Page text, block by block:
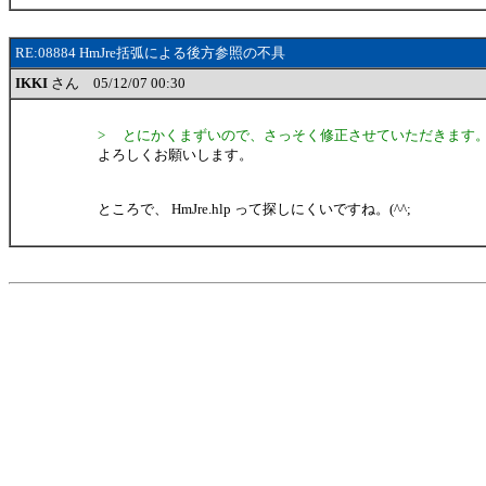
RE:08884 HmJre括弧による後方参照の不具
IKKI さん 05/12/07 00:30
> とにかくまずいので、さっそく修正させていただきます
よろしくお願いします。
ところで、 HmJre.hlp って探しにくいですね。(^^;